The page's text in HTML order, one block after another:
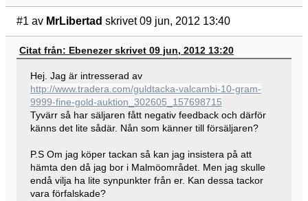
#1 av MrLibertad skrivet 09 jun, 2012 13:40
Citat från: Ebenezer skrivet 09 jun, 2012 13:20
Hej. Jag är intresserad av
http://www.tradera.com/guldtacka-valcambi-10-gram-
9999-fine-gold-auktion_302605_157698715
Tyvärr så har säljaren fått negativ feedback och därför
känns det lite sådär. Nån som känner till försäljaren?
P.S Om jag köper tackan så kan jag insistera på att
hämta den då jag bor i Malmöområdet. Men jag skulle
endå vilja ha lite synpunkter från er. Kan dessa tackor
vara förfalskade?